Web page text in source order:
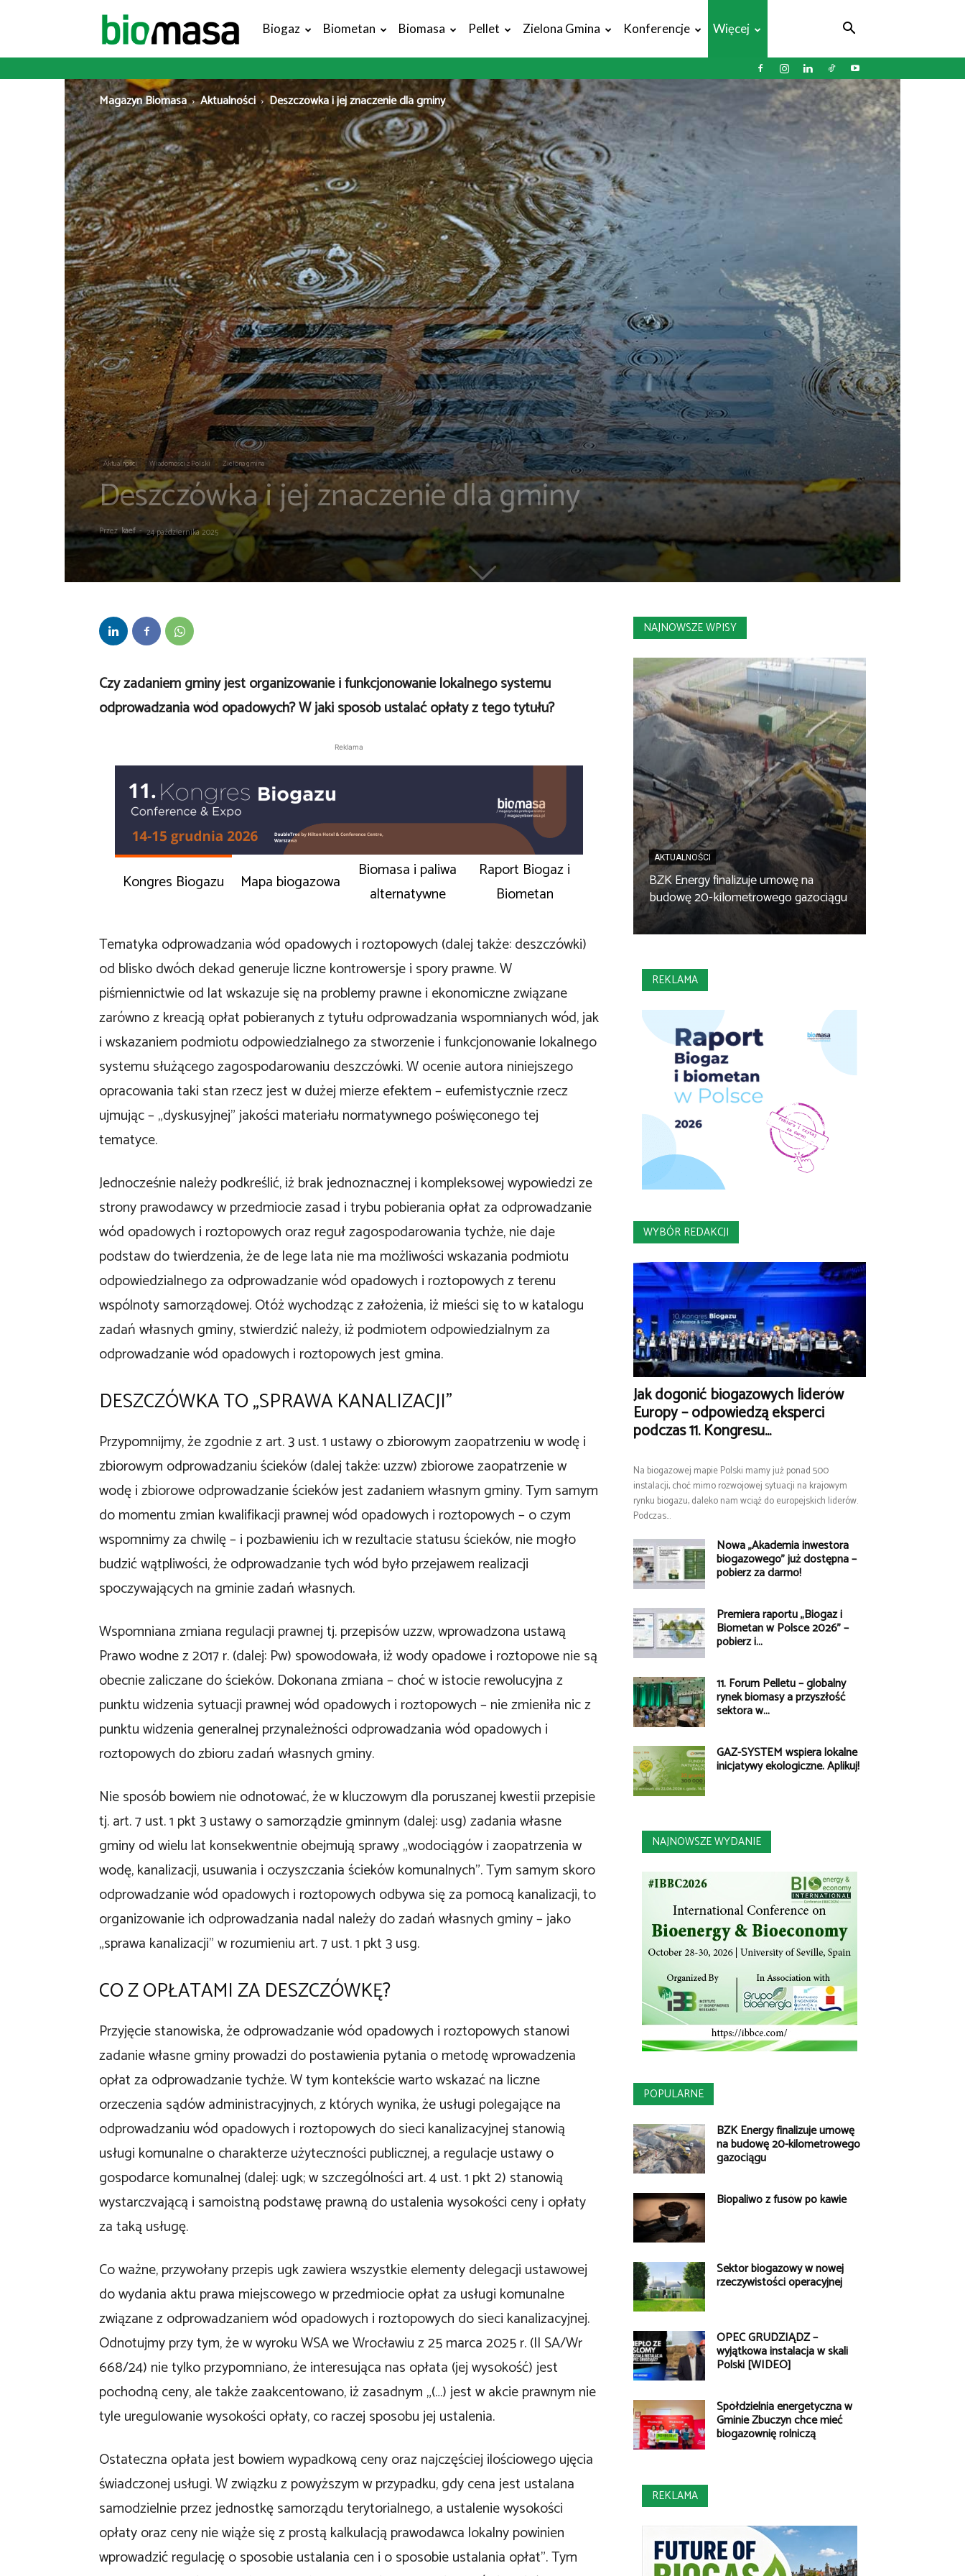
Magazyn
Biomasa
Biogaz Biometan Biomasa Pellet Zielona Gmina Konferencje Więcej
Magazyn Biomasa Aktualności Deszczówka i jej znaczenie dla gminy
Aktualności Wiadomości z Polski Zielona gmina
Deszczówka i jej znaczenie dla gminy
Przez kaef- 24 października 2025
Czy zadaniem gminy jest organizowanie i funkcjonowanie lokalnego systemu
odprowadzania wód opadowych? W jaki sposób ustalać opłaty z tego tytułu?
Reklama
Kongres Biogazu Mapa biogazowa
Biomasa i paliwa
alternatywne
Raport Biogaz i
Biometan
Tematyka odprowadzania wód opadowych i roztopowych (dalej także: deszczówki)
od blisko dwóch dekad generuje liczne kontrowersje i spory prawne. W
piśmiennictwie od lat wskazuje się na problemy prawne i ekonomiczne związane
zarówno z kreacją opłat pobieranych z tytułu odprowadzania wspomnianych wód, jak
i wskazaniem podmiotu odpowiedzialnego za stworzenie i funkcjonowanie lokalnego
systemu służącego zagospodarowaniu deszczówki. W ocenie autora niniejszego
opracowania taki stan rzecz jest w dużej mierze efektem – eufemistycznie rzecz
ujmując – „dyskusyjnej” jakości materiału normatywnego poświęconego tej
tematyce.
Jednocześnie należy podkreślić, iż brak jednoznacznej i kompleksowej wypowiedzi ze
strony prawodawcy w przedmiocie zasad i trybu pobierania opłat za odprowadzanie
wód opadowych i roztopowych oraz reguł zagospodarowania tychże, nie daje
podstaw do twierdzenia, że de lege lata nie ma możliwości wskazania podmiotu
odpowiedzialnego za odprowadzanie wód opadowych i roztopowych z terenu
wspólnoty samorządowej. Otóż wychodząc z założenia, iż mieści się to w katalogu
zadań własnych gminy, stwierdzić należy, iż podmiotem odpowiedzialnym za
odprowadzanie wód opadowych i roztopowych jest gmina.
DESZCZÓWKA TO „SPRAWA KANALIZACJI”
Przypomnijmy, że zgodnie z art. 3 ust. 1 ustawy o zbiorowym zaopatrzeniu w wodę i
zbiorowym odprowadzaniu ścieków (dalej także: uzzw) zbiorowe zaopatrzenie w
wodę i zbiorowe odprowadzanie ścieków jest zadaniem własnym gminy. Tym samym
do momentu zmian kwalifikacji prawnej wód opadowych i roztopowych – o czym
wspomnimy za chwilę – i pozbawieniu ich w rezultacie statusu ścieków, nie mogło
budzić wątpliwości, że odprowadzanie tych wód było przejawem realizacji
spoczywających na gminie zadań własnych.
Wspomniana zmiana regulacji prawnej tj. przepisów uzzw, wprowadzona ustawą
Prawo wodne z 2017 r. (dalej: Pw) spowodowała, iż wody opadowe i roztopowe nie są
obecnie zaliczane do ścieków. Dokonana zmiana – choć w istocie rewolucyjna z
punktu widzenia sytuacji prawnej wód opadowych i roztopowych – nie zmieniła nic z
punktu widzenia generalnej przynależności odprowadzania wód opadowych i
roztopowych do zbioru zadań własnych gminy.
Nie sposób bowiem nie odnotować, że w kluczowym dla poruszanej kwestii przepisie
tj. art. 7 ust. 1 pkt 3 ustawy o samorządzie gminnym (dalej: usg) zadania własne
gminy od wielu lat konsekwentnie obejmują sprawy „wodociągów i zaopatrzenia w
wodę, kanalizacji, usuwania i oczyszczania ścieków komunalnych”. Tym samym skoro
odprowadzanie wód opadowych i roztopowych odbywa się za pomocą kanalizacji, to
organizowanie ich odprowadzania nadal należy do zadań własnych gminy – jako
„sprawa kanalizacji” w rozumieniu art. 7 ust. 1 pkt 3 usg.
CO Z OPŁATAMI ZA DESZCZÓWKĘ?
Przyjęcie stanowiska, że odprowadzanie wód opadowych i roztopowych stanowi
zadanie własne gminy prowadzi do postawienia pytania o metodę wprowadzenia
opłat za odprowadzanie tychże. W tym kontekście warto wskazać na liczne
orzeczenia sądów administracyjnych, z których wynika, że usługi polegające na
odprowadzaniu wód opadowych i roztopowych do sieci kanalizacyjnej stanowią
usługi komunalne o charakterze użyteczności publicznej, a regulacje ustawy o
gospodarce komunalnej (dalej: ugk; w szczególności art. 4 ust. 1 pkt 2) stanowią
wystarczvającą i samoistną podstawę prawną do ustalenia wysokości ceny i opłaty
za taką usługę.
Co ważne, przywołany przepis ugk zawiera wszystkie elementy delegacji ustawowej
do wydania aktu prawa miejscowego w przedmiocie opłat za usługi komunalne
związane z odprowadzaniem wód opadowych i roztopowych do sieci kanalizacyjnej.
Odnotujmy przy tym, że w wyroku WSA we Wrocławiu z 25 marca 2025 r. (II SA/Wr
668/24) nie tylko przypomniano, że interesująca nas opłata (jej wysokość) jest
pochodną ceny, ale także zaakcentowano, iż zasadnym „(…) jest w akcie prawnym nie
tyle uregulowanie wysokości opłaty, co raczej sposobu jej ustalenia.
Ostateczna opłata jest bowiem wypadkową ceny oraz najczęściej ilościowego ujęcia
świadczonej usługi. W związku z powyższym w przypadku, gdy cena jest ustalana
samodzielnie przez jednostkę samorządu terytorialnego, a ustalenie wysokości
opłaty oraz ceny nie wiąże się z prostą kalkulacją prawodawca lokalny powinien
wprowadzić regulację o sposobie ustalania cen i o sposobie ustalania opłat”. Tym
NAJNOWSZE WPISY
AKTUALNOŚCI
BZK Energy finalizuje umowę na
budowę 20-kilometrowego gazociągu
REKLAMA
WYBÓR REDAKCJI
Jak dogonić biogazowych liderów
Europy – odpowiedzą eksperci
podczas 11. Kongresu...
Na biogazowej mapie Polski mamy już ponad 500
instalacji, choć mimo rozwojowej sytuacji na krajowym
rynku biogazu, daleko nam wciąż do europejskich liderów.
Podczas...
Nowa „Akademia inwestora
biogazowego” już dostępna –
pobierz za darmo!
Premiera raportu „Biogaz i
Biometan w Polsce 2026” –
pobierz i...
11. Forum Pelletu – globalny
rynek biomasy a przyszłość
sektora w...
GAZ-SYSTEM wspiera lokalne
inicjatywy ekologiczne. Aplikuj!
NAJNOWSZE WYDANIE
POPULARNE
BZK Energy finalizuje umowę
na budowę 20-kilometrowego
gazociągu
Biopaliwo z fusów po kawie
Sektor biogazowy w nowej
rzeczywistości operacyjnej
OPEC GRUDZIĄDZ –
wyjątkowa instalacja w skali
Polski [WIDEO]
Spółdzielnia energetyczna w
Gminie Zbuczyn chce mieć
biogazownię rolniczą
REKLAMA